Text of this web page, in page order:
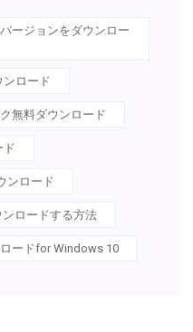
ージョンをダウンロー
ンロード
無料ダウンロード
ド
ンロード
ロードする方法
ードfor Windows 10